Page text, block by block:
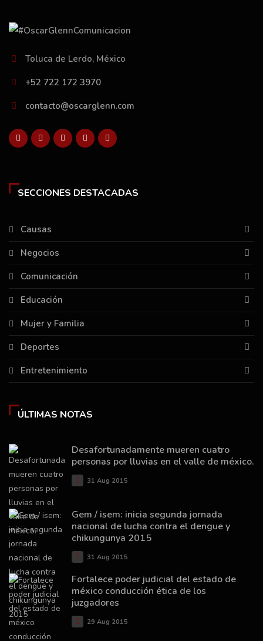
Toluca de Lerdo, México
+52 722 172 3970
contacto@oscarglenn.com
SECCIONES DESTACADAS
Causas
Negocios
Comunicación
Educación
Mujer y Familia
Deportes
Entretenimiento
ÚLTIMAS NOTAS
Desafortunadamente mueren cuatro
personas por lluvias en el valle de méxico.
31 Aug 2015
Gem / isem: inicia segunda jornada
nacional de lucha contra el dengue y
chikungunya 2015
31 Aug 2015
Fortalece poder judicial del estado de
méxico conducción ética de los
juzgadores
29 Aug 2015